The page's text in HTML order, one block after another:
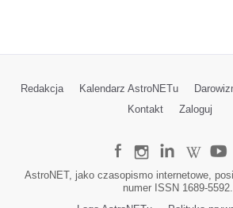
Redakcja Kalendarz AstroNETu
Kontakt
Zaloguj
AstroNET, jako czasopismo internetowe,
numer ISSN 1689-5592.